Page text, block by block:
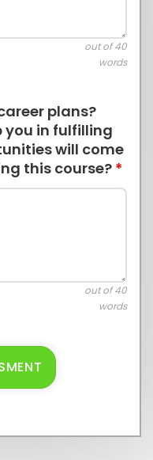
out of 40
words
plans?
you in fulfilling
will come
this course? *
out of 40
words